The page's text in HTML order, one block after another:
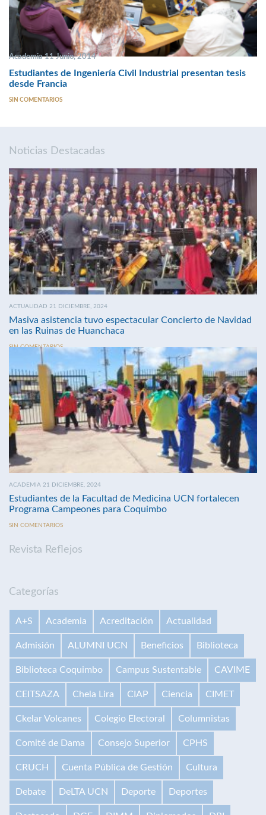
Academia 11 Junio, 2014
Estudiantes de Ingeniería Civil Industrial presentan tesis
desde Francia
SIN COMENTARIOS
Noticias Destacadas
ACTUALIDAD 21 DICIEMBRE, 2024
Masiva asistencia tuvo espectacular Concierto de Navidad
en las Ruinas de Huanchaca
SIN COMENTARIOS
ACADEMIA 21 DICIEMBRE, 2024
Estudiantes de la Facultad de Medicina UCN fortalecen
Programa Campeones para Coquimbo
SIN COMENTARIOS
Revista Reflejos
Categorías
A+S Academia Acreditación Actualidad
Admisión ALUMNI UCN Beneficios Biblioteca
Biblioteca Coquimbo Campus Sustentable CAVIME
CEITSAZA Chela Lira CIAP Ciencia CIMET
Ckelar Volcanes Colegio Electoral Columnistas
Comité de Dama Consejo Superior CPHS
CRUCH Cuenta Pública de Gestión Cultura
Debate DeLTA UCN Deporte Deportes